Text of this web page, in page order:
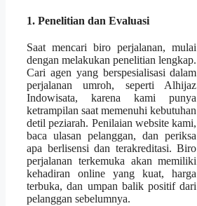
1. Penelitian dan Evaluasi
Saat mencari biro perjalanan, mulai
dengan melakukan penelitian lengkap.
Cari agen yang berspesialisasi dalam
perjalanan umroh, seperti Alhijaz
Indowisata, karena kami punya
ketrampilan saat memenuhi kebutuhan
detil peziarah. Penilaian website kami,
baca ulasan pelanggan, dan periksa
apa berlisensi dan terakreditasi. Biro
perjalanan terkemuka akan memiliki
kehadiran online yang kuat, harga
terbuka, dan umpan balik positif dari
pelanggan sebelumnya.